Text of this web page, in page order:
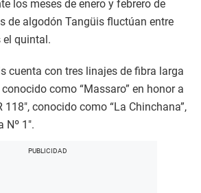
los meses de enero y febrero de
de algodón Tangüis fluctúan entre
el quintal.
cuenta con tres linajes de fibra larga
conocido como “Massaro” en honor a
118″, conocido como “La Chinchana”,
Nº 1″.